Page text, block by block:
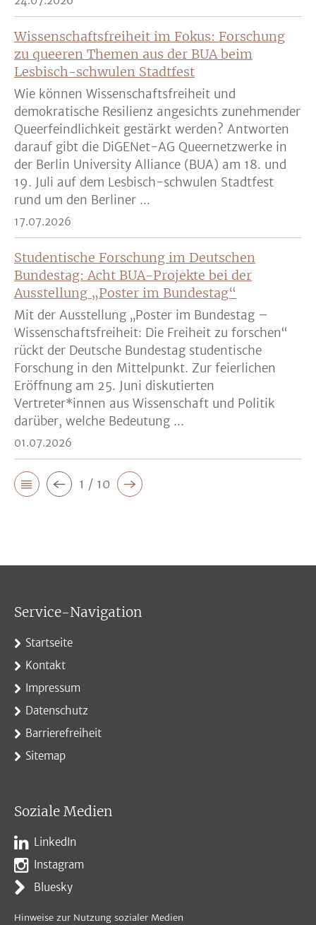
Wissenschaftsfreiheit im Fokus: Forschung
zu queeren Themen aus der BUA beim
Lesbisch-schwulen Stadtfest
Wie können Wissenschaftsfreiheit und
demokratische Resilienz angesichts zunehmender
Queerfeindlichkeit gestärkt werden? Antworten
darauf gibt die DiGENet-AG Queernetzwerke in
der Berlin University Alliance (BUA) am 18. und
19. Juli auf dem Lesbisch-schwulen Stadtfest
rund um den Berliner ...
17.07.2026
Studentische Forschung im Deutschen
Bundestag: Acht BUA-Projekte bei der
Ausstellung „Poster im Bundestag“
Mit der Ausstellung „Poster im Bundestag –
Wissenschaftsfreiheit: Die Freiheit zu forschen“
rückt der Deutsche Bundestag studentische
Forschung in den Mittelpunkt. Zur feierlichen
Eröffnung am 25. Juni diskutierten
Vertreter*innen aus Wissenschaft und Politik
darüber, welche Bedeutung ...
01.07.2026
1 / 10
Service-Navigation
Startseite
Kontakt
Impressum
Datenschutz
Barrierefreiheit
Sitemap
Soziale Medien
LinkedIn
Instagram
Bluesky
Hinweise zur Nutzung sozialer Medien